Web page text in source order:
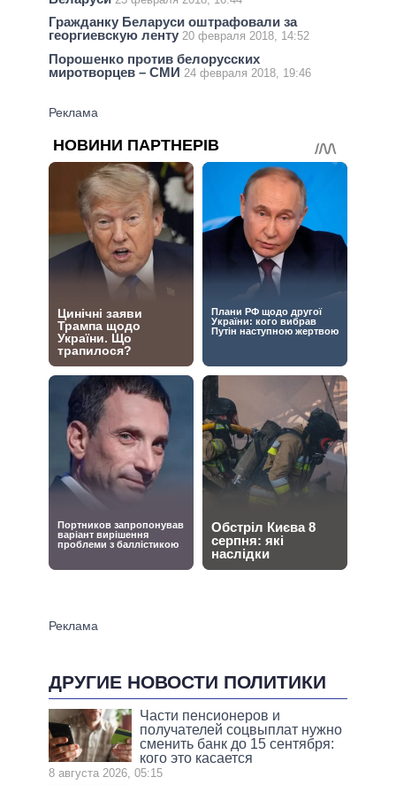
Гражданку Беларуси оштрафовали за
георгиевскую ленту 20 февраля 2018, 14:52
Порошенко против белорусских
миротворцев – СМИ 24 февраля 2018, 19:46
ДРУГИЕ НОВОСТИ ПОЛИТИКИ
Части пенсионеров и
получателей соцвыплат нужно
сменить банк до 15 сентября:
кого это касается
8 августа 2026, 05:15